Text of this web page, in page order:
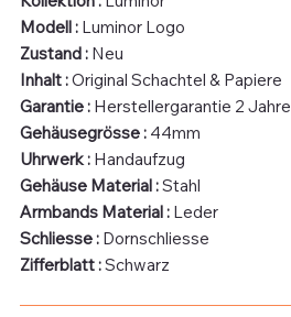
Modell : Luminor Logo
Zustand : Neu
Inhalt :Original Schachtel & Papiere
Garantie : Herstellergarantie 2 Jahre
Gehäusegrösse : 44mm
Uhrwerk : Handaufzug
Gehäuse Material :Stahl
Armbands Material : Leder
Schliesse : Dornschliesse
Zifferblatt :Schwarz